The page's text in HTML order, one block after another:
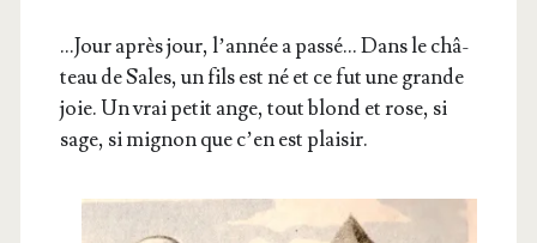
…Jour après jour, l’an­née a pas­sé… Dans le châ­
teau de Sales, un fils est né et ce fut une grande
joie. Un vrai petit ange, tout blond et rose, si
sage, si mignon que c’en est plaisir.